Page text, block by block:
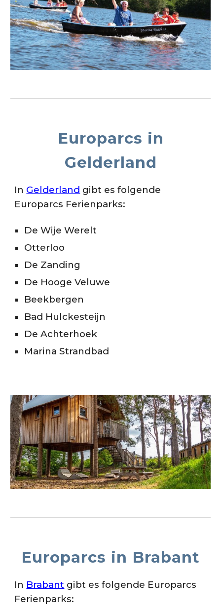
Europarcs in
Gelderland
In Gelderland gibt es folgende
Europarcs Ferienparks:
De Wije Werelt
Otterloo
De Zanding
De Hooge Veluwe
Beekbergen
Bad Hulckesteijn
De Achterhoek
Marina Strandbad
Europarcs in Brabant
In Brabant gibt es folgende Europarcs
Ferienparks: